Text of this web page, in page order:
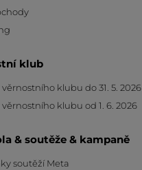
klub
věrnostního klubu do 31. 5. 2026
věrnostního klubu od 1. 6. 2026
& soutěže & kampaně
soutěží Meta